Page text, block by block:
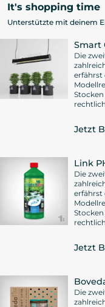
It's shopping time
Unterstützte mit deinem
Smart
Die
erfährst
Jetzt
Link
Die
erfährst
Jetzt
Die